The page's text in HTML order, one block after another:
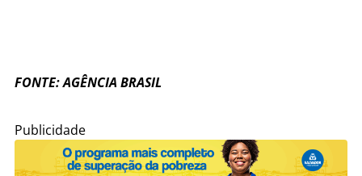
FONTE: AGÊNCIA BRASIL
Publicidade